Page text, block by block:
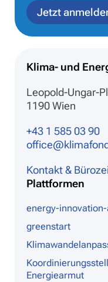
Jetzt
Klima- und
Leopold-Ungar-
1190 Wien
+43 1 585 03 90
Kontakt &
Plattformen
energy-
greenstart
Energiearmut